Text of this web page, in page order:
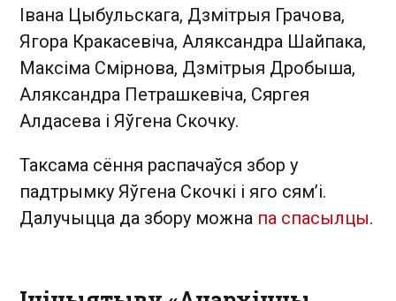
Івана Цыбульскага, Дзмітрыя Грачова,
Ягора Кракасевіча, Аляксандра Шайпака,
Максіма Смірнова, Дзмітрыя Дробыша,
Аляксандра Петрашкевіча, Сяргея
Алдасева і Яўгена Скочку.
Таксама сёння распачаўся збор у
падтрымку Яўгена Скочкі і яго сям’і.
Далучыцца да збору можна па спасылцы.